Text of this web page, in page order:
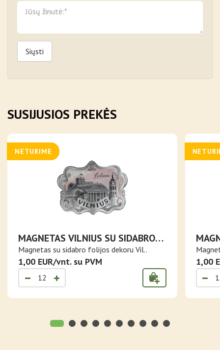
Siųsti
SUSIJUSIOS PREKĖS
NETURIME
MAGNETAS VILNIUS SU SIDABRO
FOLIJA
Magnetas su sidabro folijos dekoru Vil..
1,00 EUR/vnt. su PVM 1,00